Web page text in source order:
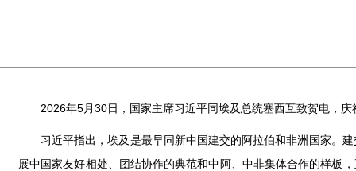
2026年5月30日，国家主席习近平同埃及总统塞西互致贺电，
习近平指出，埃及是最早同新中国建交的阿拉伯和非洲国家。
展中国家友好相处、团结协作的典范和中阿、中非集体合作的样板